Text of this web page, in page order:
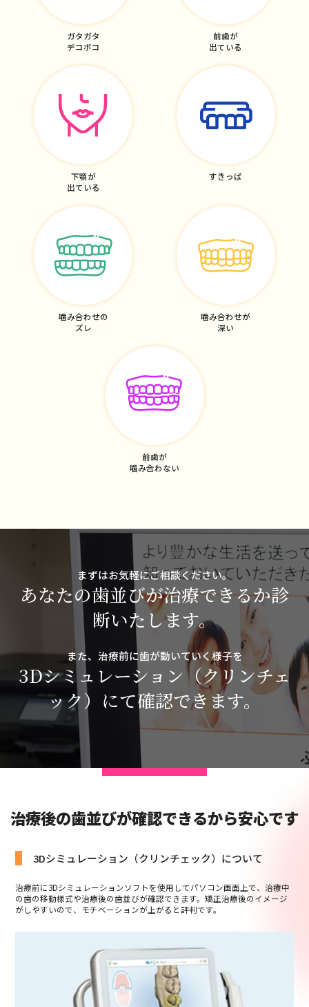
ガタガタ
デコボコ
前歯が
出ている
下顎が
出ている
すきっぱ
噛み合わせの
ズレ
噛み合わせが
深い
前歯が
噛み合わない
まずはお気軽にご相談ください。
あなたの歯並びが治療できるか診
断いたします。
また、治療前に歯が動いていく様子を
3Dシミュレーション（クリンチェ
ック）にて確認できます。
治療後の歯並びが確認できるから安心です
3Dシミュレーション（クリンチェック）について
治療前に3Dシミュレーションソフトを使用してパソコン画面上で、治療中
の歯の移動様式や治療後の歯並びが確認できます。矯正治療後のイメージ
がしやすいので、モチベーションが上がると評判です。